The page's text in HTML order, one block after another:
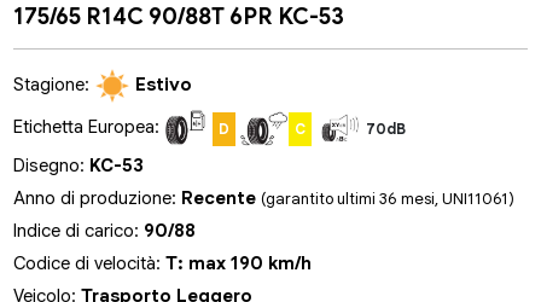
175/65 R14C 90/88T 6PR KC-53
Stagione:
Estivo
Etichetta Europea:
D C 70dB
Disegno: KC-53
Anno di produzione: Recente(garantito ultimi 36 mesi, UNI11061)
Indice di carico: 90/88
Codice di velocità:T: max 190 km/h
Veicolo:Trasporto Leggero